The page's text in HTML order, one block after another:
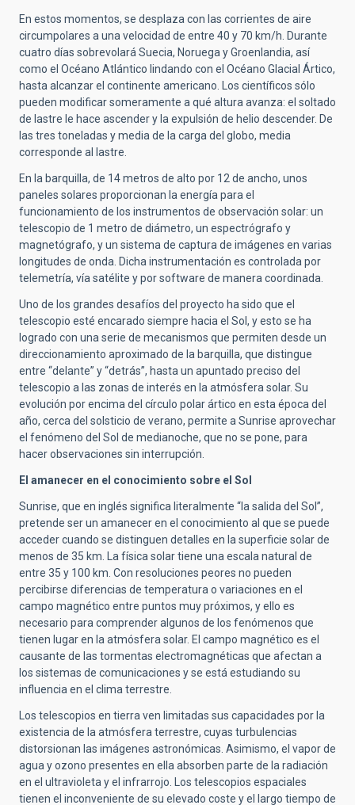
En estos momentos, se desplaza con las corrientes de aire
circumpolares a una velocidad de entre 40 y 70 km/h. Durante
cuatro días sobrevolará Suecia, Noruega y Groenlandia, así
como el Océano Atlántico lindando con el Océano Glacial Ártico,
hasta alcanzar el continente americano. Los científicos sólo
pueden modificar someramente a qué altura avanza: el soltado
de lastre le hace ascender y la expulsión de helio descender. De
las tres toneladas y media de la carga del globo, media
corresponde al lastre.
En la barquilla, de 14 metros de alto por 12 de ancho, unos
paneles solares proporcionan la energía para el
funcionamiento de los instrumentos de observación solar: un
telescopio de 1 metro de diámetro, un espectrógrafo y
magnetógrafo, y un sistema de captura de imágenes en varias
longitudes de onda. Dicha instrumentación es controlada por
telemetría, vía satélite y por software de manera coordinada.
Uno de los grandes desafíos del proyecto ha sido que el
telescopio esté encarado siempre hacia el Sol, y esto se ha
logrado con una serie de mecanismos que permiten desde un
direccionamiento aproximado de la barquilla, que distingue
entre “delante” y “detrás”, hasta un apuntado preciso del
telescopio a las zonas de interés en la atmósfera solar. Su
evolución por encima del círculo polar ártico en esta época del
año, cerca del solsticio de verano, permite a Sunrise aprovechar
el fenómeno del Sol de medianoche, que no se pone, para
hacer observaciones sin interrupción.
El amanecer en el conocimiento sobre el Sol
Sunrise, que en inglés significa literalmente “la salida del Sol”,
pretende ser un amanecer en el conocimiento al que se puede
acceder cuando se distinguen detalles en la superficie solar de
menos de 35 km. La física solar tiene una escala natural de
entre 35 y 100 km. Con resoluciones peores no pueden
percibirse diferencias de temperatura o variaciones en el
campo magnético entre puntos muy próximos, y ello es
necesario para comprender algunos de los fenómenos que
tienen lugar en la atmósfera solar. El campo magnético es el
causante de las tormentas electromagnéticas que afectan a
los sistemas de comunicaciones y se está estudiando su
influencia en el clima terrestre.
Los telescopios en tierra ven limitadas sus capacidades por la
existencia de la atmósfera terrestre, cuyas turbulencias
distorsionan las imágenes astronómicas. Asimismo, el vapor de
agua y ozono presentes en ella absorben parte de la radiación
en el ultravioleta y el infrarrojo. Los telescopios espaciales
tienen el inconveniente de su elevado coste y el largo tiempo de